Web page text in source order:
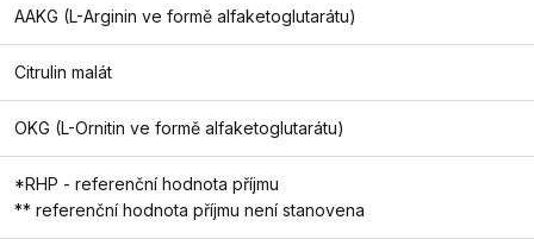
AAKG (L-Arginin ve formě alfaketoglutarátu)
Citrulin malát
OKG (L-Ornitin ve formě alfaketoglutarátu)
*RHP - referenční hodnota příjmu
** referenční hodnota příjmu není stanovena